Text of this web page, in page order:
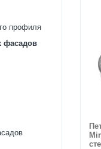
профиля
фасадов